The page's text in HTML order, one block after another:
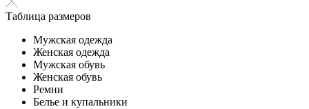
Таблица размеров
Мужская одежда
Женская одежда
Мужская обувь
Женская обувь
Ремни
Белье и купальники